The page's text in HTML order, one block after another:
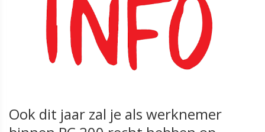
Ook dit jaar zal je als werknemer